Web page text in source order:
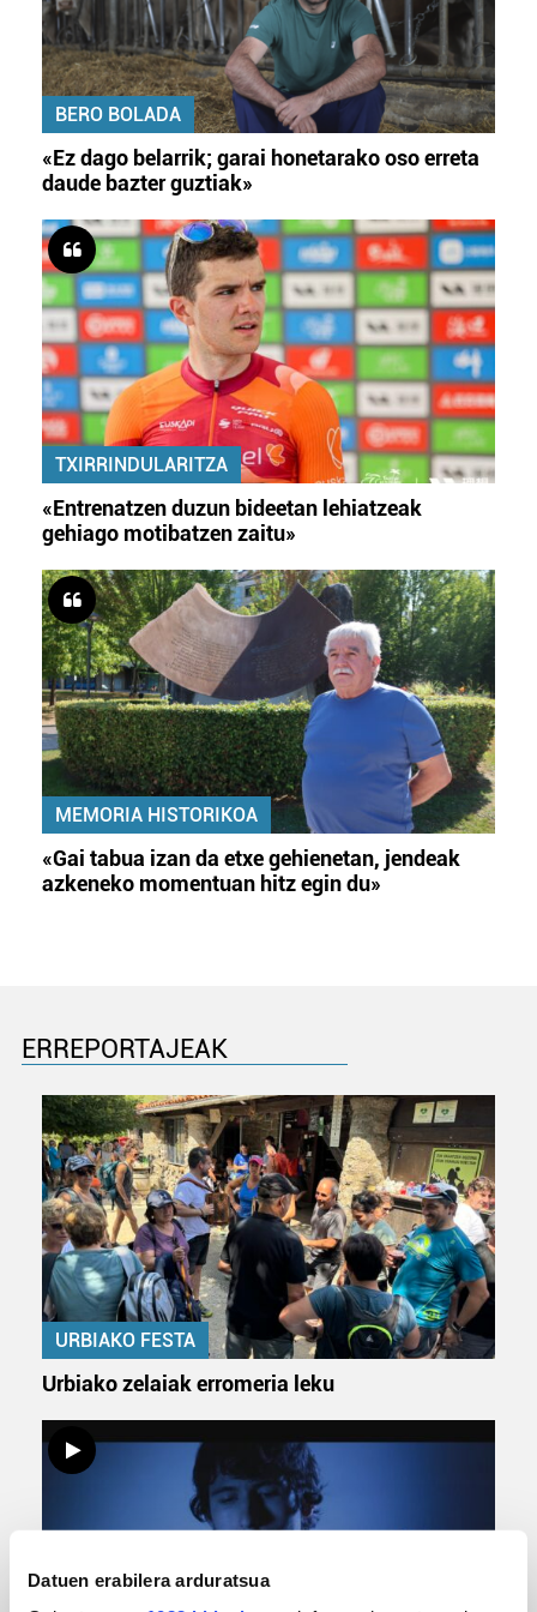
Datuen erabilera arduratsua
BERO BOLADA
«Ez dago belarrik; garai honetarako oso erreta
daude bazter guztiak»
TXIRRINDULARITZA
«Entrenatzen duzun bideetan lehiatzeak
gehiago motibatzen zaitu»
MEMORIA HISTORIKOA
«Gai tabua izan da etxe gehienetan, jendeak
azkeneko momentuan hitz egin du»
ERREPORTAJEAK
URBIAKO FESTA
Urbiako zelaiak erromeria leku